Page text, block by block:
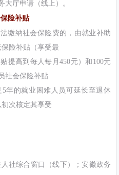
大厅申请（线上）。
险补贴
纳社会保险费的，由就业补助
险补贴（享受最
提高到每人每月450元）和100元
社会保险补贴
年的就业困难人员可延长至退休
次核定其享受
社综合窗口（线下）；安徽政务